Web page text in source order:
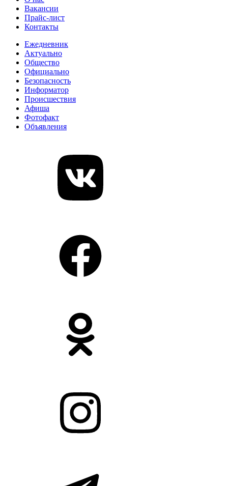
Вакансии
Прайс-лист
Контакты
Ежедневник
Актуально
Общество
Официально
Безопасность
Информатор
Происшествия
Афиша
Фотофакт
Объявления